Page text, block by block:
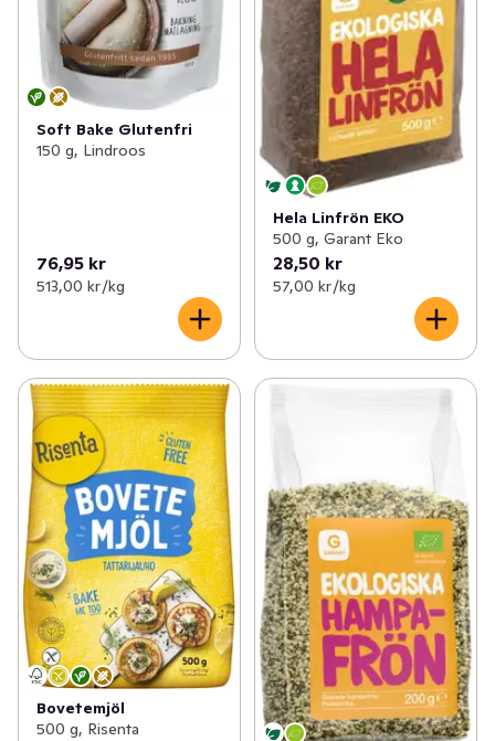
Soft Bake Glutenfri
150 g, Lindroos
76,95 kr
513,00 kr /kg
Hela Linfrön EKO
500 g, Garant Eko
28,50 kr
57,00 kr /kg
Bovetemjöl
500 g, Risenta